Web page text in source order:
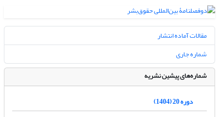
مقالات آماده انتشار
شماره جاری
شماره‌های پیشین نشریه
دوره 20 (1404)